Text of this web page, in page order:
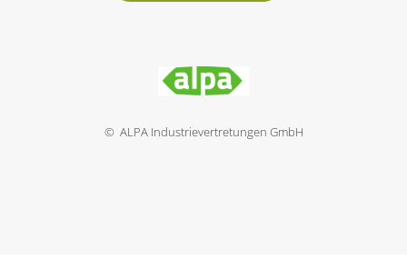
© ALPA Industrievertretungen GmbH